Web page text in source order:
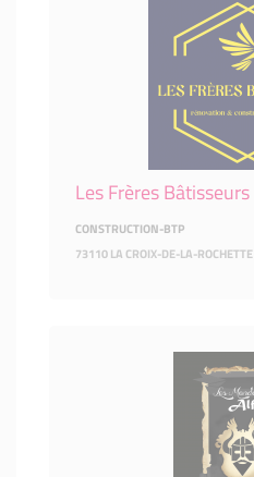
Les Frères Bâtisseurs
CONSTRUCTION-BTP
73110 LA CROIX-DE-LA-ROCHETTE